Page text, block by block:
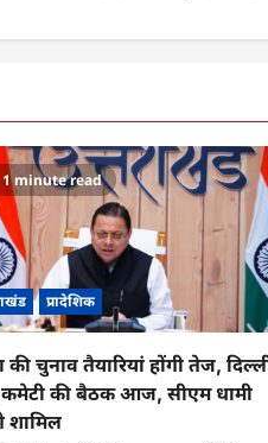
1 minute read
प्रादेशिक
की चुनाव तैयारियां होंगी तेज,
कमेटी की बैठक आज, सीएम धामी
शामिल